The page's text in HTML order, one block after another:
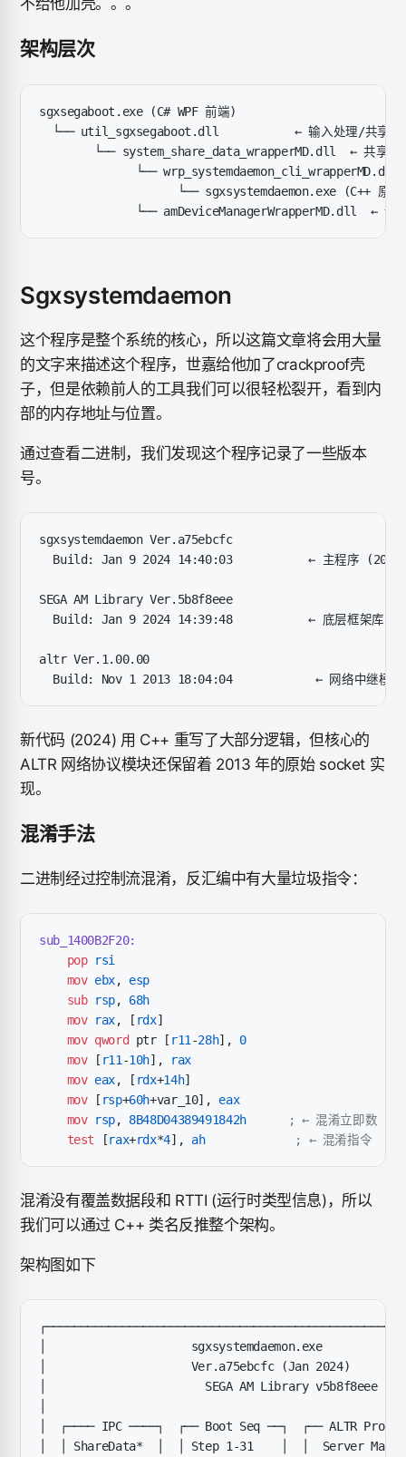
不给他加壳。。。
架构层次
sgxsegaboot.exe (C# WPF 前端)
└── util_sgxsegaboot.dll           ← 输入处理/共享数
└── system_share_data_wrapperMD.dll  ← 共享数
└── wrp_systemdaemon_cli_wrapperMD.dll
└── sgxsystemdaemon.exe (C++ 原生
└── amDeviceManagerWrapperMD.dll  ← 设
Sgxsystemdaemon
这个程序是整个系统的核心，所以这篇文章将会用大量
的文字来描述这个程序，世嘉给他加了crackproof壳
子，但是依赖前人的工具我们可以很轻松裂开，看到内
部的内存地址与位置。
通过查看二进制，我们发现这个程序记录了一些版本
号。
sgxsystemdaemon Ver.a75ebcfc
Build: Jan 9 2024 14:40:03           ← 主程序
SEGA AM Library Ver.5b8f8eee
Build: Jan 9 2024 14:39:48           ← 底层框架库
altr Ver.1.00.00
Build: Nov 1 2013 18:04:04            ← 网络中继模块
新代码 (2024) 用 C++ 重写了大部分逻辑，但核心的
ALTR 网络协议模块还保留着 2013 年的原始 socket 实
现。
混淆手法
二进制经过控制流混淆，反汇编中有大量垃圾指令：
sub_1400B2F20:
    pop
rsi
    mov
ebx, esp
    sub
rsp, 68h
    mov
rax, [ rdx]
    mov
qword ptr [ r11-28h], 0
    mov
[ r11-10h],
rax
    mov
eax, [ rdx+14h]
    mov
[ rsp+60h+var_10], eax
    mov
rsp, 8B48D04389491842h
      ; ← 混淆立即数
    test
[rax+rdx*4], ah
             ; ← 混淆指令
混淆没有覆盖数据段和 RTTI (运行时类型信息)，所以
我们可以通过 C++ 类名反推整个架构。
架构图如下
│                     sgxsystemdaemon.exe
│                     Ver.a75ebcfc (Jan 2024)
│                       SEGA AM Library
│  ┌──── IPC ────┐  ┌── Boot Seq ──┐  ┌── ALTR
│  │ ShareData*  │  │ Step 1-31    │  │  Server